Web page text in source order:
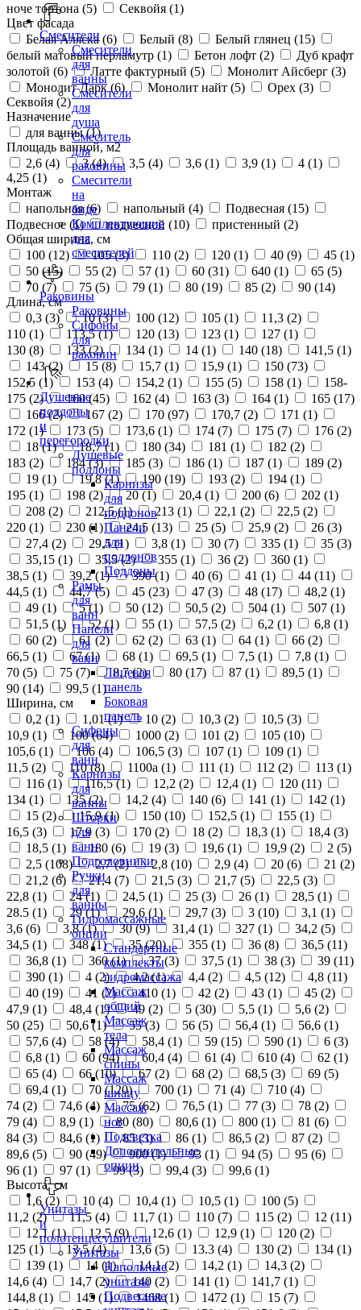
Смесители
Смесители
для
ванны
Смесители
для
душа
Смеситель
для
раковины
Смесители
на
биде
Комплектующие
для
смесителей
Раковины
Раковины
Сифоны
для
раковин
Душевые
поддоны
и
перегородки
Душевые
поддоны
Карнизы
для
поддонов
Панели
для
поддонов
Поддоны
Рамы
для
ванн
Панели
для
ванн
Лицевая
панель
Боковая
панель
Сифоны
для
ванн
Карнизы
для
ванны
Шторки
для
ванн
Подголовники
Ручки
для
ванны
Гидромассажные
опции
Стандартные
комплекты
гидромассажа
Массаж
общий
Массаж
тела
Массаж
спины
Массаж
шиацу
Массаж
ног
Подсветка
Дополнительные
опции
Унитазы
и
полотенцесушители
Унитазы
Напольные
унитазы
Подвесные
ноче тортона (5) Секвойя (1)
Цвет фасада
Белая Аляска (6) Белый (8) Белый глянец (15)
белый матовый перламутр (1) Бетон лофт (2)
Дуб крафт
золотой (6) Латте фактурный (5) Монолит Айсберг (3)
Монолит Дарк (6) Монолит найт (5) Орех (3)
Секвойя (2)
Назначение
для ванны (1)
Площадь ванной, м2
2,6 (4) 3 (4) 3,5 (4) 3,6 (1) 3,9 (1) 4 (1)
4,25 (1)
Монтаж
напольная (6) напольный (4) Подвесная (15)
Подвесное (1) подвесной (10) пристенный (2)
Общая ширина, см
100 (12) 105 (3) 110 (2) 120 (1) 40 (9) 45 (1)
50 (15) 55 (2) 57 (1) 60 (31) 640 (1) 65 (5)
70 (7) 75 (5) 79 (1) 80 (19) 85 (2) 90 (14)
Длина, см
0,3 (3) 10 (3) 100 (12) 105 (1) 11,3 (2)
110 (1) 113,5 (1) 120 (13) 123 (1) 127 (1)
130 (8) 133 (2) 134 (1) 14 (1) 140 (18) 141,5 (1)
143 (2) 15 (8) 15,7 (1) 15,9 (1) 150 (73)
152,5 (1) 153 (4) 154,2 (1) 155 (5) 158 (1)
158-
175 (2) 160 (45) 162 (4) 163 (3) 164 (1) 165 (17)
166 (2) 167 (2) 170 (97) 170,7 (2) 171 (1)
172 (1) 173 (5) 173,6 (1) 174 (7) 175 (7) 176 (2)
18 (1) 18,7 (1) 180 (34) 181 (1) 182 (2)
183 (2) 184 (3) 185 (3) 186 (1) 187 (1) 189 (2)
19 (1) 19,8 (1) 190 (19) 193 (2) 194 (1)
195 (1) 198 (2) 20 (1) 20,4 (1) 200 (6) 202 (1)
208 (2) 212,5 (1) 213 (1) 22,1 (2) 22,5 (2)
220 (1) 230 (1) 24,5 (13) 25 (5) 25,9 (2) 26 (3)
27,4 (2) 29,5 (1) 3,8 (1) 30 (7) 335 (1) 35 (3)
35,15 (1) 35,5 (2) 355 (1) 36 (2) 360 (1)
38,5 (1) 39,2 (1) 390 (1) 40 (6) 41 (1) 44 (11)
44,5 (1) 44,7 (5) 45 (23) 47 (3) 48 (17) 48,2 (1)
49 (1) 5 (1) 50 (12) 50,5 (2) 504 (1) 507 (1)
51,5 (1) 52 (1) 55 (1) 57,5 (2) 6,2 (1) 6,8 (1)
60 (2) 61 (2) 62 (2) 63 (1) 64 (1) 66 (2)
66,5 (1) 67 (1) 68 (1) 69,5 (1) 7,5 (1) 7,8 (1)
70 (5) 75 (7) 8,7 (2) 80 (17) 87 (1) 89,5 (1)
90 (14) 99,5 (1)
Ширина, см
0,2 (1) 1,01 (1) 10 (2) 10,3 (2) 10,5 (3)
10,9 (1) 100 (64) 1000 (2) 101 (2) 105 (10)
105,6 (1) 106 (4) 106,5 (3) 107 (1) 109 (1)
11,5 (2) 110 (8) 1100а (1) 111 (1) 112 (2) 113 (1)
116 (1) 116,5 (1) 12,2 (2) 12,4 (1) 120 (11)
134 (1) 135 (2) 14,2 (4) 140 (6) 141 (1) 142 (1)
15 (2) 15,9 (1) 150 (10) 152,5 (1) 155 (1)
16,5 (3) 17,9 (3) 170 (2) 18 (2) 18,3 (1) 18,4 (3)
18,5 (1) 180 (6) 19 (3) 19,6 (1) 19,9 (2) 2 (5)
2,5 (108) 2,7 (2) 2,8 (10) 2,9 (4) 20 (6) 21 (2)
21,2 (6) 21,4 (7) 21,5 (3) 21,7 (5) 22,5 (3)
22,8 (1) 24 (1) 24,5 (1) 25 (3) 26 (1) 28,5 (1)
28.5 (1) 29 (1) 29,6 (1) 29,7 (3) 3 (10) 3,1 (1)
3,6 (6) 3,8 (1) 30 (9) 31,4 (1) 327 (1) 34,2 (5)
34,5 (1) 348 (1) 35 (20) 355 (1) 36 (8) 36,5 (11)
36,8 (1) 360 (1) 37 (3) 37,5 (1) 38 (3) 39 (11)
390 (1) 4 (2) 4,2 (1) 4,4 (2) 4,5 (12) 4,8 (11)
40 (19) 41 (2) 410 (1) 42 (2) 43 (1) 45 (2)
47,9 (1) 48,4 (1) 49 (2) 5 (30) 5,5 (1) 5,6 (2)
50 (25) 50,6 (1) 55 (3) 56 (5) 56,4 (1) 56,6 (1)
57,6 (4) 58 (4) 58,4 (1) 59 (15) 590 (1) 6 (3)
6,8 (1) 60 (94) 60,4 (4) 61 (4) 610 (4) 62 (1)
65 (4) 66 (10) 67 (2) 68 (2) 68,5 (3) 69 (5)
69,4 (1) 70 (120) 700 (1) 71 (4) 710 (4)
74 (2) 74,6 (4) 75 (62) 76,5 (1) 77 (3) 78 (2)
79 (4) 8,9 (1) 80 (80) 80,6 (1) 800 (1) 81 (6)
84 (3) 84,6 (1) 85 (3) 86 (1) 86,5 (2) 87 (2)
89,6 (5) 90 (49) 900 (1) 93 (1) 94 (5) 95 (6)
96 (1) 97 (1) 99 (3) 99,4 (3) 99,6 (1)
Высота, см
1,6 (2) 10 (4) 10,4 (1) 10,5 (1) 100 (5)
11,2 (2) 11,5 (4) 11,7 (1) 110 (7) 115 (2) 12 (11)
12,1 (1) 12,5 (9) 12,6 (1) 12,9 (1) 120 (2)
125 (1) 13,5 (4) 13,6 (5) 13.3 (4) 130 (2) 134 (1)
139 (1) 14 (1) 14,1 (2) 14,2 (1) 14,3 (2)
14,6 (4) 14,7 (2) 140 (2) 141 (1) 141,7 (1)
144,8 (1) 145 (1) 1468 (1) 1472 (1) 15 (7)